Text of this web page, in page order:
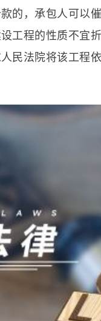
的，承包人可以
工程的性质不宜
民法院将该工程